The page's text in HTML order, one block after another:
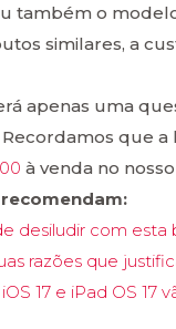
também o
similares, a
apenas uma
que
à venda no
desiludir com
razões que
17 e iPad OS 17